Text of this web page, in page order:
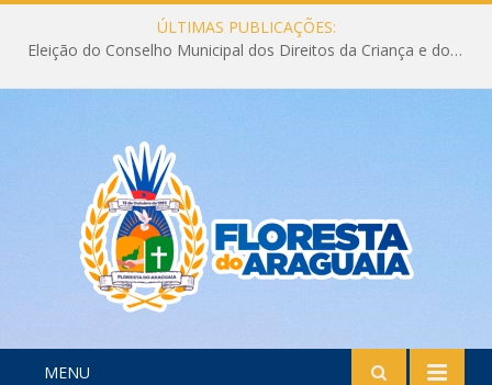
ÚLTIMAS PUBLICAÇÕES:
Eleição do Conselho Municipal dos Direitos da Criança e do Adolescente CMDCA 2026
MENU